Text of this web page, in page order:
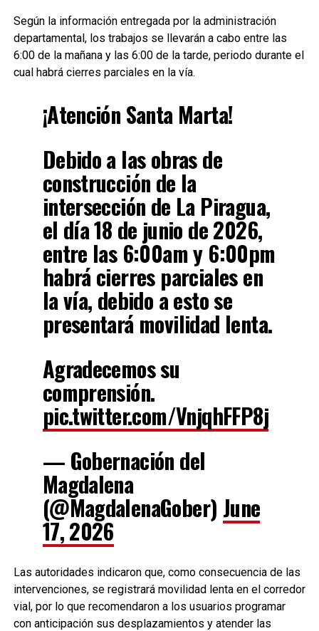
Según la información entregada por la administración
departamental, los trabajos se llevarán a cabo entre las
6:00 de la mañana y las 6:00 de la tarde, periodo durante el
cual habrá cierres parciales en la vía.
¡Atención Santa Marta!
Debido a las obras de
construcción de la
intersección de La Piragua,
el día 18 de junio de 2026,
entre las 6:00am y 6:00pm
habrá cierres parciales en
la vía, debido a esto se
presentará movilidad lenta.
Agradecemos su
comprensión.
pic.twitter.com/VnjqhFFP8j
— Gobernación del
Magdalena
(@MagdalenaGober) June
17, 2026
Las autoridades indicaron que, como consecuencia de las
intervenciones, se registrará movilidad lenta en el corredor
vial, por lo que recomendaron a los usuarios programar
con anticipación sus desplazamientos y atender las